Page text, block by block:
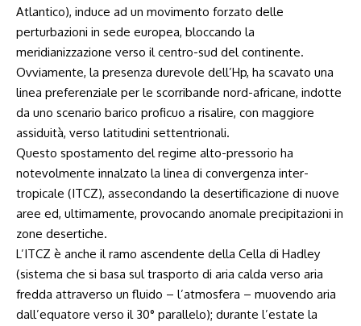
Atlantico), induce ad un movimento forzato delle
perturbazioni in sede europea, bloccando la
meridianizzazione verso il centro-sud del continente.
Ovviamente, la presenza durevole dell’Hp, ha scavato una
linea preferenziale per le scorribande nord-africane, indotte
da uno scenario barico proficuo a risalire, con maggiore
assiduità, verso latitudini settentrionali.
Questo spostamento del regime alto-pressorio ha
notevolmente innalzato la linea di convergenza inter-
tropicale (ITCZ), assecondando la desertificazione di nuove
aree ed, ultimamente, provocando anomale precipitazioni in
zone desertiche.
L’ITCZ è anche il ramo ascendente della Cella di Hadley
(sistema che si basa sul trasporto di aria calda verso aria
fredda attraverso un fluido – l’atmosfera – muovendo aria
dall’equatore verso il 30° parallelo); durante l’estate la